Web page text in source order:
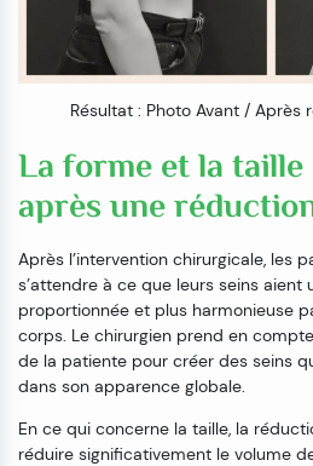
Résultat : Photo Avant /
La forme et la taille
après une
Après l’intervention chirurgicale, les
s’attendre à ce que leurs seins
proportionnée et plus harmonieuse
corps. Le chirurgien prend en
de la patiente pour créer des seins
dans son apparence globale.
En ce qui concerne la taille, la
réduire significativement le volume